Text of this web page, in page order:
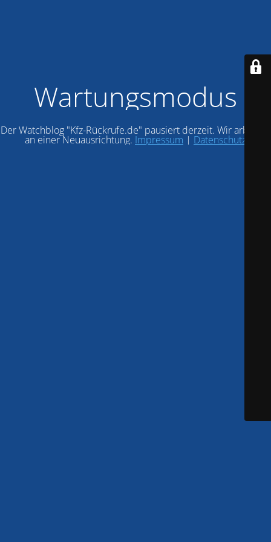
Wartungsmodus
Der Watchblog "Kfz-Rückrufe.de" pausiert derzeit. Wir arbeiten
an einer Neuausrichtung. Impressum | Datenschutz